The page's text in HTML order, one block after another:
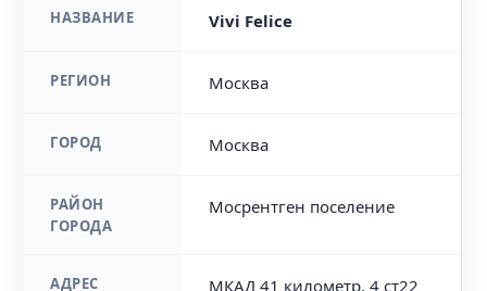
НАЗВАНИЕ Vivi Felice
РЕГИОН Москва
ГОРОД Москва
РАЙОН
ГОРОДА
Мосрентген поселение
АДРЕС МКАД 41 километр, 4 ст22